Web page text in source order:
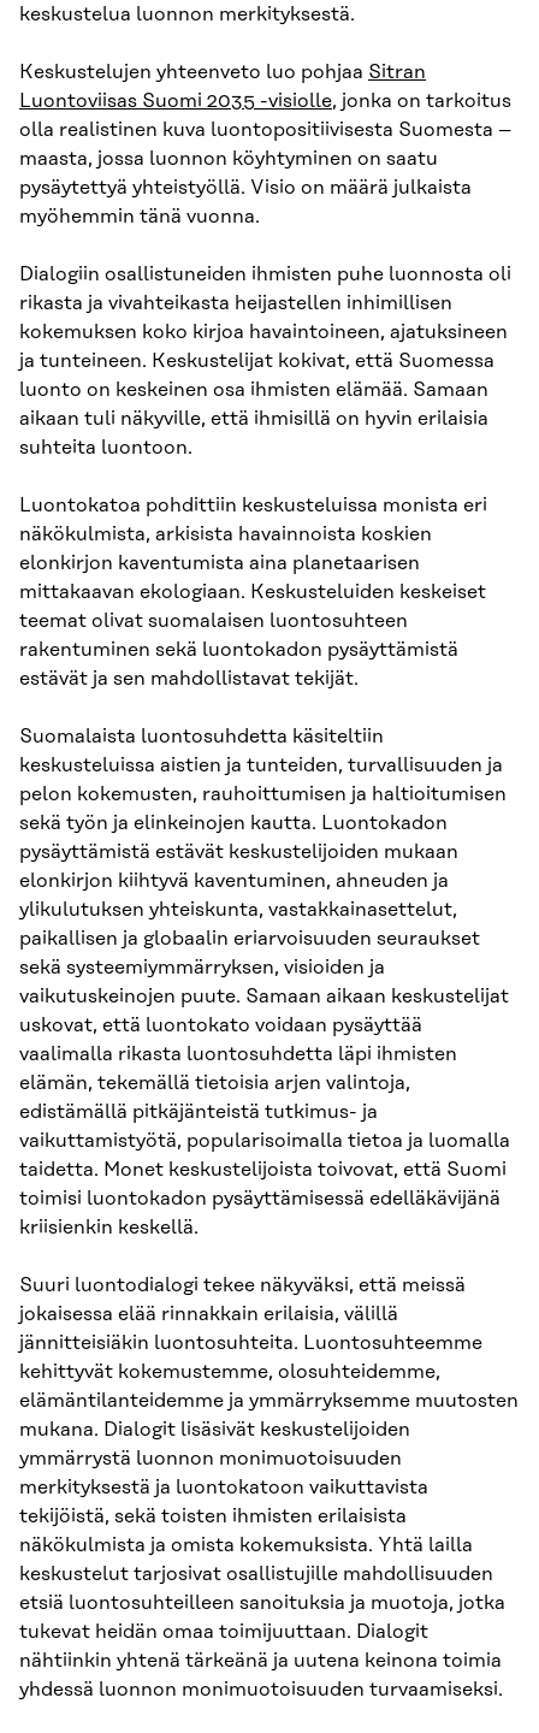
keskustelua luonnon merkityksestä.
Keskustelujen yhteenveto luo pohjaa Sitran
Luontoviisas Suomi 2035 -visiolle, jonka on tarkoitus
olla realistinen kuva luontopositiivisesta Suomesta –
maasta, jossa luonnon köyhtyminen on saatu
pysäytettyä yhteistyöllä. Visio on määrä julkaista
myöhemmin tänä vuonna.
Dialogiin osallistuneiden ihmisten puhe luonnosta oli
rikasta ja vivahteikasta heijastellen inhimillisen
kokemuksen koko kirjoa havaintoineen, ajatuksineen
ja tunteineen. Keskustelijat kokivat, että Suomessa
luonto on keskeinen osa ihmisten elämää. Samaan
aikaan tuli näkyville, että ihmisillä on hyvin erilaisia
suhteita luontoon.
Luontokatoa pohdittiin keskusteluissa monista eri
näkökulmista, arkisista havainnoista koskien
elonkirjon kaventumista aina planetaarisen
mittakaavan ekologiaan. Keskusteluiden keskeiset
teemat olivat suomalaisen luontosuhteen
rakentuminen sekä luontokadon pysäyttämistä
estävät ja sen mahdollistavat tekijät.
Suomalaista luontosuhdetta käsiteltiin
keskusteluissa aistien ja tunteiden, turvallisuuden ja
pelon kokemusten, rauhoittumisen ja haltioitumisen
sekä työn ja elinkeinojen kautta. Luontokadon
pysäyttämistä estävät keskustelijoiden mukaan
elonkirjon kiihtyvä kaventuminen, ahneuden ja
ylikulutuksen yhteiskunta, vastakkainasettelut,
paikallisen ja globaalin eriarvoisuuden seuraukset
sekä systeemiymmärryksen, visioiden ja
vaikutuskeinojen puute. Samaan aikaan keskustelijat
uskovat, että luontokato voidaan pysäyttää
vaalimalla rikasta luontosuhdetta läpi ihmisten
elämän, tekemällä tietoisia arjen valintoja,
edistämällä pitkäjänteistä tutkimus- ja
vaikuttamistyötä, popularisoimalla tietoa ja luomalla
taidetta. Monet keskustelijoista toivovat, että Suomi
toimisi luontokadon pysäyttämisessä edelläkävijänä
kriisienkin keskellä.
Suuri luontodialogi tekee näkyväksi, että meissä
jokaisessa elää rinnakkain erilaisia, välillä
jännitteisiäkin luontosuhteita. Luontosuhteemme
kehittyvät kokemustemme, olosuhteidemme,
elämäntilanteidemme ja ymmärryksemme muutosten
mukana. Dialogit lisäsivät keskustelijoiden
ymmärrystä luonnon monimuotoisuuden
merkityksestä ja luontokatoon vaikuttavista
tekijöistä, sekä toisten ihmisten erilaisista
näkökulmista ja omista kokemuksista. Yhtä lailla
keskustelut tarjosivat osallistujille mahdollisuuden
etsiä luontosuhteilleen sanoituksia ja muotoja, jotka
tukevat heidän omaa toimijuuttaan. Dialogit
nähtiinkin yhtenä tärkeänä ja uutena keinona toimia
yhdessä luonnon monimuotoisuuden turvaamiseksi.